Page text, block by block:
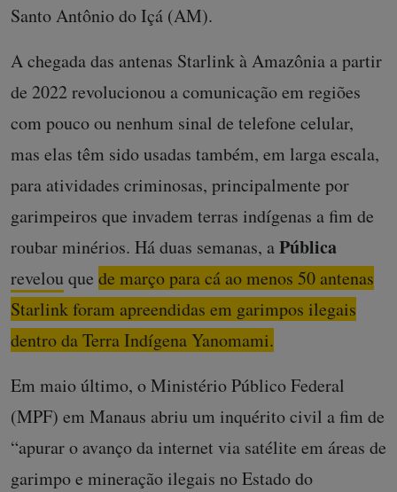
Santo Antônio do Içá (AM).
A chegada das antenas Starlink à Amazônia a partir
de 2022 revolucionou a comunicação em regiões
com pouco ou nenhum sinal de telefone celular,
mas elas têm sido usadas também, em larga escala,
para atividades criminosas, principalmente por
garimpeiros que invadem terras indígenas a fim de
roubar minérios. Há duas semanas, aPública
revelou que de março para cá ao menos 50 antenas
Starlink foram apreendidas em garimpos ilegais
dentro da Terra Indígena Yanomami.
Em maio último, o Ministério Público Federal
(MPF) em Manaus abriu um inquérito civil a fim de
“apurar o avanço da internet via satélite em áreas de
garimpo e mineração ilegais no Estado do